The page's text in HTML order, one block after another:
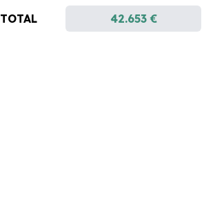
42.653 €